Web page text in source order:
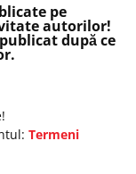
pe
autorilor!
după ce
Termeni